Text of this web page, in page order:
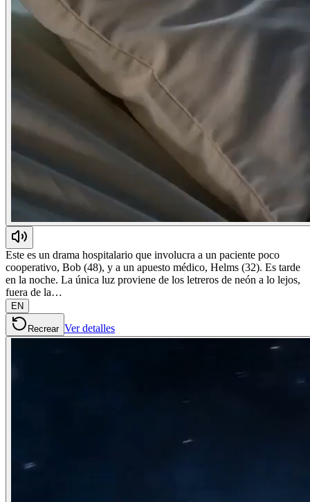
Este es un drama hospitalario que involucra a un paciente poco
cooperativo, Bob (48), y a un apuesto médico, Helms (32). Es tarde
en la noche. La única luz proviene de los letreros de neón a lo lejos,
fuera de la…
EN
Recrear Ver detalles